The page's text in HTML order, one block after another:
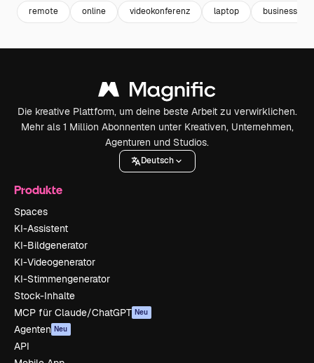
remote online videokonferenz laptop business
Die kreative Plattform, um deine beste Arbeit zu verwirklichen.
Mehr als 1 Million Abonnenten unter Kreativen, Unternehmen,
Agenturen und Studios.
Deutsch
Produkte
Spaces
KI-Assistent
KI-Bildgenerator
KI-Videogenerator
KI-Stimmengenerator
Stock-Inhalte
MCP für Claude/ChatGPT Neu
Agenten Neu
API